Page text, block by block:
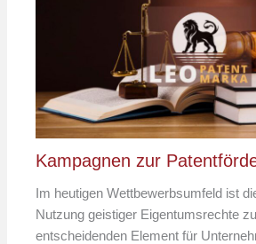
Kampagnen zur
Im heutigen Wettbewerbsumfeld ist
Nutzung geistiger Eigentumsrechte
entscheidenden Element für